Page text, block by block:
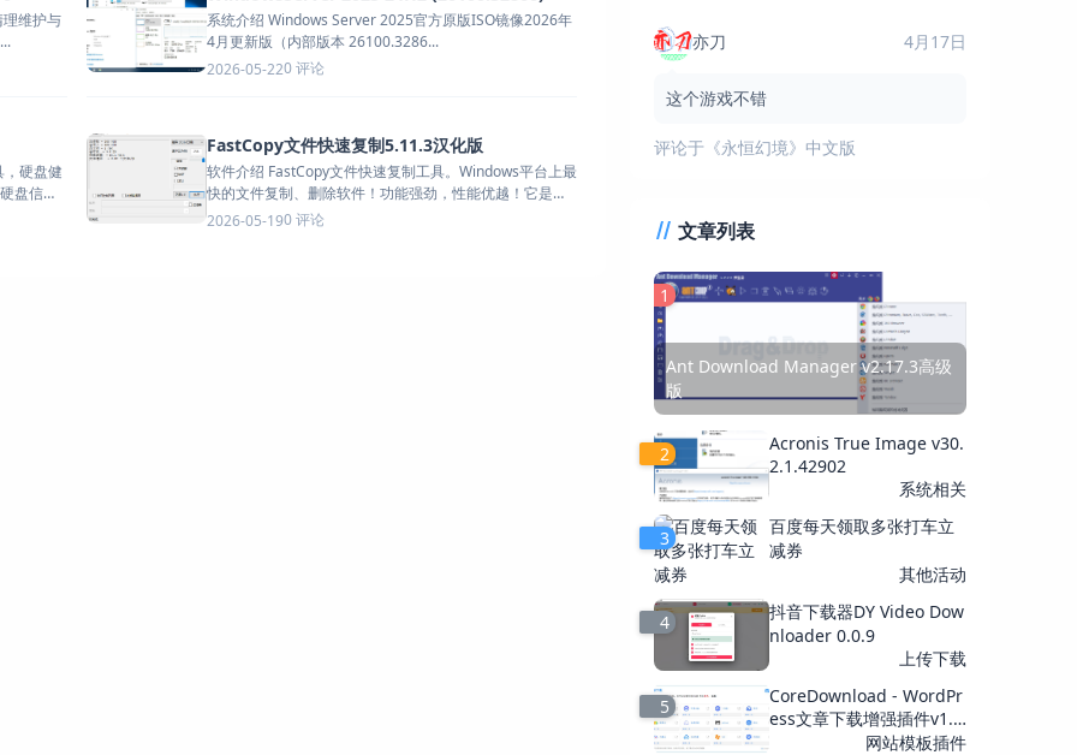
维护与
系统介绍 Windows Server 2025官方原版ISO镜像2026年
4月更新版（内部版本 26100.3286...
2026-05-220 评论
硬盘健
盘信
FastCopy文件快速复制5.11.3汉化版
软件介绍 FastCopy文件快速复制工具。Windows平台上最
快的文件复制、删除软件！功能强劲，性能优越！它是源
于...
2026-05-190 评论
亦刀 4月17日
这个游戏不错
评论于 《永恒幻境》中文版
文章列表
1
Ant Download Manager v2.17.3高级
版
2
Acronis True Image v30.
2.1.42902
系统相关
3
百度每天领取多张打车立
减券
其他活动
4
抖音下载器DY Video Dow
nloader 0.0.9
上传下载
5
CoreDownload - WordPr
ess文章下载增强插件v1.
网站模板插件